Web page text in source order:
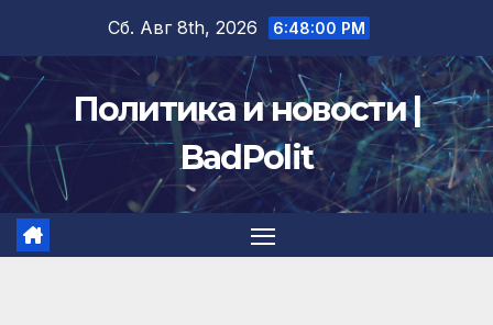
содержимому
Сб. Авг 8th, 2026 6:48:01 PM
Политика и новости |
BadPolit